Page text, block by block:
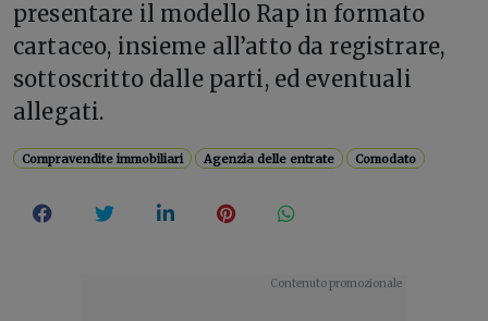
presentare il modello Rap in formato
cartaceo, insieme all’atto da registrare,
sottoscritto dalle parti, ed eventuali
allegati.
Compravendite immobiliari Agenzia delle entrate Comodato